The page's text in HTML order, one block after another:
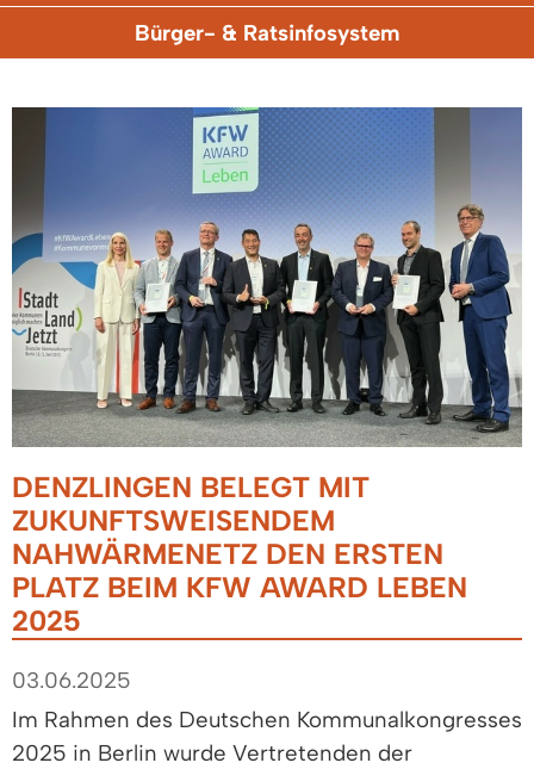
Bürger- & Ratsinfosystem
DENZLINGEN BELEGT MIT
ZUKUNFTSWEISENDEM
NAHWÄRMENETZ DEN ERSTEN
PLATZ BEIM KFW AWARD LEBEN
2025
03.06.2025
Im Rahmen des Deutschen Kommunalkongresses
2025 in Berlin wurde Vertretenden der